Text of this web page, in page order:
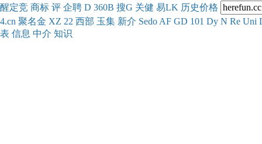
醒定竞 商标 评 企聘 D 360B 搜G 关健 易LK 历史价格
4.cn 聚名金 XZ 22 西部 玉集 新介 Sedo AF GD 101 Dy N Re Uni
表 信息 中介 知识